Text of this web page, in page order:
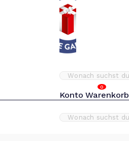
Konto
0
Warenkorb